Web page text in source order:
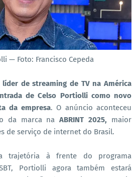
— Foto: Francisco Cepeda
de streaming de TV na América
de Celso Portiolli como novo
da empresa. O anúncio aconteceu
da marca na ABRINT 2025, maior
de serviço de internet do Brasil.
trajetória à frente do programa
Portiolli agora também estará